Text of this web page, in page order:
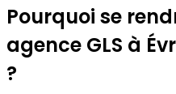
Pourquoi se
agence GLS à
?